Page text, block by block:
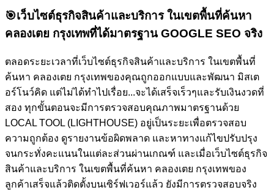
🎯เว็บไซต์ธุรกิจสินค้าและบริการ ในเขตพื้นที่ค้นหา
คลองเตย กรุงเทพที่ได้มาตรฐาน GOOGLE SEO จริง
ตลอดระยะเวลาที่เว็บไซต์ธุรกิจสินค้าและบริการ ในเขตพื้นที่
ค้นหา คลองเตย กรุงเทพของคุณถูกออกแบบและพัฒนา มิสเต
อร์โนว์คิด แต่ไม่ได้ทำไปเรื่อย...จะได้เสร็จเร็วๆและรับเงินงวดที่
สอง ทุกขั้นตอนจะมีการตรวจสอบคุณภาพมาตรฐานด้วย
LOCAL TOOL (LIGHTHOUSE) อยู่เป็นระยะเพื่อตรวจสอบ
ความถูกต้อง ดูรายงานข้อผิดพลาด และหาทางแก้ไขปรับปรุง
จนกระทั่งคะแนนในแต่ละส่วนผ่านเกณฑ์ และเมื่อเว็บไซต์ธุรกิจ
สินค้าและบริการ ในเขตพื้นที่ค้นหา คลองเตย กรุงเทพของ
ลูกค้าเสร็จแล้วติดตั้งบนเซิร์ฟเวอร์แล้ว ยังมีการตรวจสอบจริง